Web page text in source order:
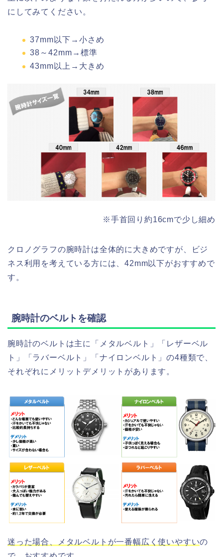
にしてみてください。
37mm以下→小さめ
38～42mm→標準
43mm以上→大きめ
※手首回り約16cmで少し細め
クロノグラフの腕時計は全体的に大きめですが、ビジ
ネス利用を考えている方には、42mm以下がおすすめで
す。
腕時計のベルトを確認
腕時計のベルトは主に「メタルベルト」「レザーベル
ト」「ラバーベルト」「ナイロンベルト」の4種類で、
それぞれにメリットデメリットがあります。
迷った場合、メタルベルトが一番幅広く使いやすいの